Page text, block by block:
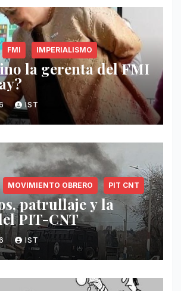
FMI IMPERIALISMO
la gerenta del FMI
IST
MOVIMIENTO OBRERO PIT CNT
patrullaje y la
PIT-CNT
IST